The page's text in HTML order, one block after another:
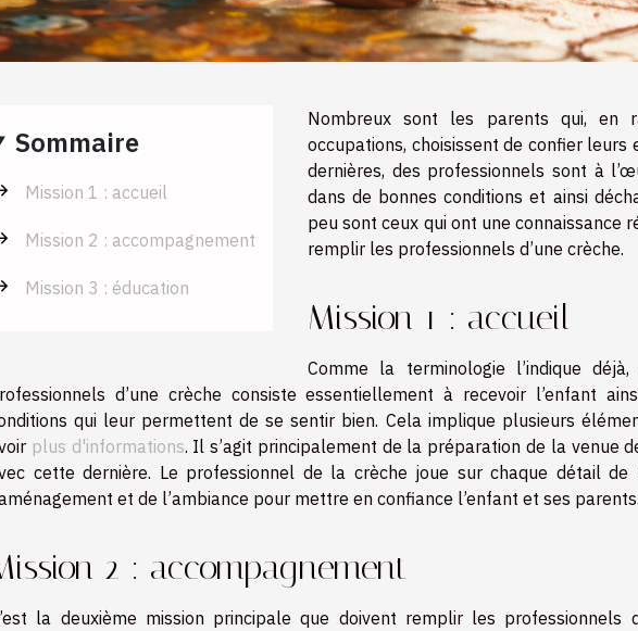
Sommaire
Mission 1 : accueil
Mission 2 : accompagnement
Mission 3 : éducation
Nombreux sont les parents qui, en
occupations, choisissent de confier leurs
dernières, des professionnels sont à
dans de bonnes conditions et ainsi
peu sont ceux qui ont une connaissance
remplir les professionnels d’une crèche.
Mission 1 : accueil
Comme la terminologie l’indique
d’une crèche consiste essentiellement à recevoir l’enfant
qui leur permettent de se sentir bien. Cela implique plusieurs
plus d'informations. Il s’agit principalement de la préparation de la venue
cette dernière. Le professionnel de la crèche joue sur chaque détail de
et de l’ambiance pour mettre en confiance l’enfant et ses parents.
2 : accompagnement
la deuxième mission principale que doivent remplir les professionnels